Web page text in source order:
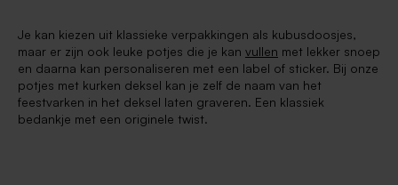
Je kan kiezen uit klassieke verpakkingen als kubusdoosjes,
maar er zijn ook leuke potjes die je kan vullen met lekker snoep
en daarna kan personaliseren met een label of sticker. Bij onze
potjes met kurken deksel kan je zelf de naam van het
feestvarken in het deksel laten graveren. Een klassiek
bedankje met een originele twist.